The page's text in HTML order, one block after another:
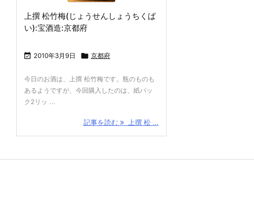
上撰 松竹梅(じょうせんしょうちくば
い):宝酒造:京都府
 2010年3月9日  京都府
今日のお酒は、上撰 松竹梅です。瓶のものも
あるようですが、今回購入したのは、紙パッ
ク2リッ ...
記事を読む 上撰 松 ...